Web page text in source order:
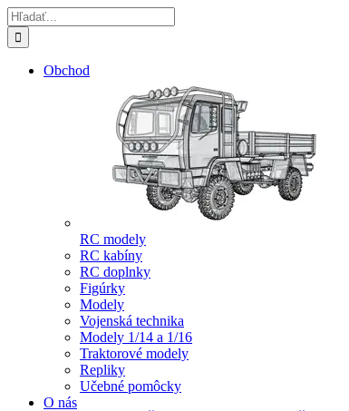
Skip
to
content
Hľadať:
Obchod
RC modely
RC kabíny
RC doplnky
Figúrky
Modely
Vojenská technika
Modely 1/14 a 1/16
Traktorové modely
Repliky
Učebné pomôcky
O nás